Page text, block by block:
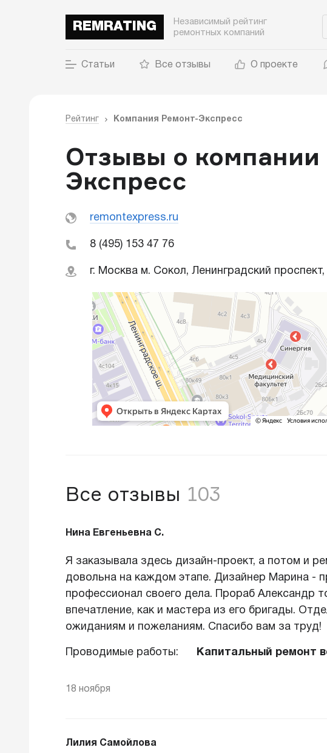
REMRATING
Независимый рейтинг
ремонтных компаний
Статьи Все отзывы О проекте
Рейтинг Компания Ремонт-Экспресс
Отзывы о компании
Экспресс
remontexpress.ru
8 (495) 153 47 76
г. Москва м. Сокол, Ленинградский
Все отзывы 103
Нина Евгеньевна С.
Я заказывала здесь дизайн-проект, а потом и
довольна на каждом этапе. Дизайнер Марина -
профессионал своего дела. Прораб Александр
впечатление, как и мастера из его бригады.
ожиданиям и пожеланиям. Спасибо вам за труд!
Проводимые работы: Капитальный ремонт
18 ноября
Лилия Самойлова